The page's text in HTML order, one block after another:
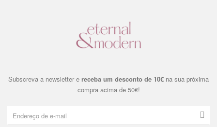
Subscreva a newsletter e receba um desconto de 10€ na sua próxima
compra acima de 50€!